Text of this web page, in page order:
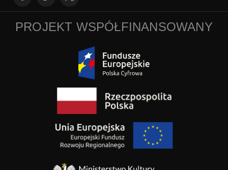
PROJEKT WSPÓŁFINANSOWANY